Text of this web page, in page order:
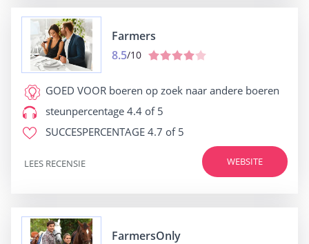
Farmers
8.5/10
GOED VOOR boeren op zoek naar andere boeren
steunpercentage 4.4 of 5
SUCCESPERCENTAGE 4.7 of 5
WEBSITE
LEES RECENSIE
FarmersOnly